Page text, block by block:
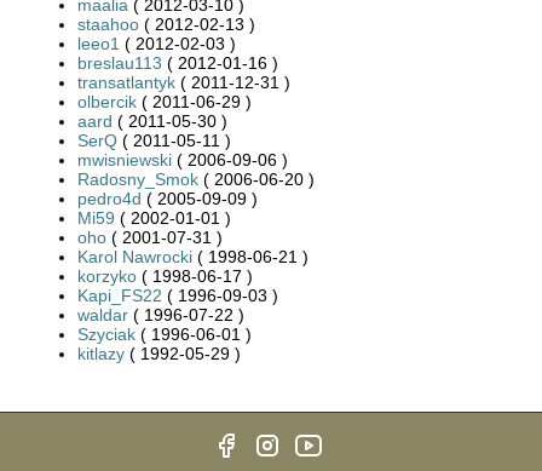
maalia ( 2012-03-10 )
staahoo ( 2012-02-13 )
leeo1 ( 2012-02-03 )
breslau113 ( 2012-01-16 )
transatlantyk ( 2011-12-31 )
olbercik ( 2011-06-29 )
aard ( 2011-05-30 )
SerQ ( 2011-05-11 )
mwisniewski ( 2006-09-06 )
Radosny_Smok ( 2006-06-20 )
pedro4d ( 2005-09-09 )
Mi59 ( 2002-01-01 )
oho ( 2001-07-31 )
Karol Nawrocki ( 1998-06-21 )
korzyko ( 1998-06-17 )
Kapi_FS22 ( 1996-09-03 )
waldar ( 1996-07-22 )
Szyciak ( 1996-06-01 )
kitlazy ( 1992-05-29 )